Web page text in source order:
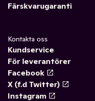
Färskvarugaranti
Kontakta oss
Kundservice
För leverantörer
Facebook
X (f.d Twitter)
Instagram